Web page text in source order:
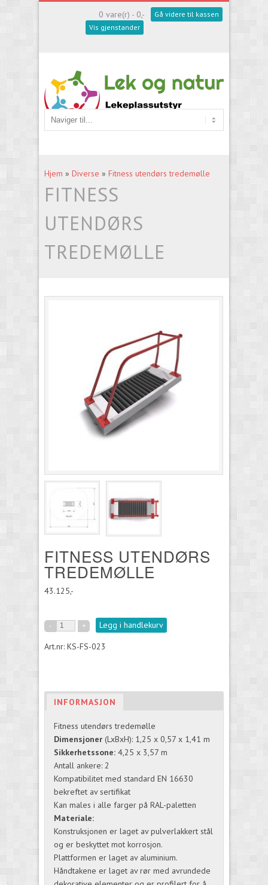
0 vare(r) - 0,-
Gå videre til kassen
Vis gjenstander
Hjem » Diverse » Fitness utendørs tredemølle
FITNESS
UTENDØRS
TREDEMØLLE
FITNESS UTENDØRS
TREDEMØLLE
43.125,-
Legg i handlekurv
Art.nr: KS-FS-023
INFORMASJON
Fitness utendørs tredemølle
Dimensjoner (LxBxH): 1,25 x 0,57 x 1,41 m
Sikkerhetssone: 4,25 x 3,57 m
Antall ankere: 2
Kompatibilitet med standard EN 16630
bekreftet av sertifikat
Kan males i alle farger på RAL-paletten
Materiale:
Konstruksjonen er laget av pulverlakkert stål
og er beskyttet mot korrosjon.
Plattformen er laget av aluminium.
Håndtakene er laget av rør med avrundede